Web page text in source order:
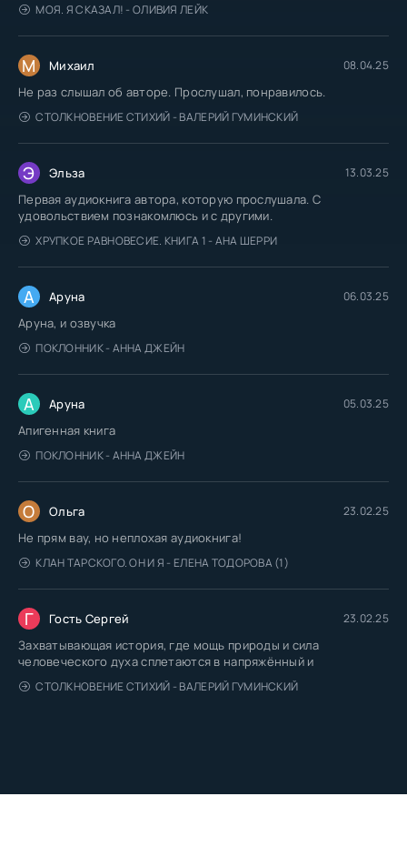
МОЯ. Я СКАЗАЛ! - ОЛИВИЯ ЛЕЙК
М Михаил 08.04.25
Не раз слышал об авторе. Прослушал, понравилось.
СТОЛКНОВЕНИЕ СТИХИЙ - ВАЛЕРИЙ ГУМИНСКИЙ
Э Эльза 13.03.25
Первая аудиокнига автора, которую прослушала. С
удовольствием познакомлюсь и с другими.
ХРУПКОЕ РАВНОВЕСИЕ. КНИГА 1 - АНА ШЕРРИ
А Аруна 06.03.25
Аруна, и озвучка
ПОКЛОННИК - АННА ДЖЕЙН
А Аруна 05.03.25
Апигенная книга
ПОКЛОННИК - АННА ДЖЕЙН
О Ольга 23.02.25
Не прям вау, но неплохая аудиокнига!
КЛАН ТАРСКОГО. ОН И Я - ЕЛЕНА ТОДОРОВА (1)
Г Гость Сергей 23.02.25
Захватывающая история, где мощь природы и сила
человеческого духа сплетаются в напряжённый и
СТОЛКНОВЕНИЕ СТИХИЙ - ВАЛЕРИЙ ГУМИНСКИЙ